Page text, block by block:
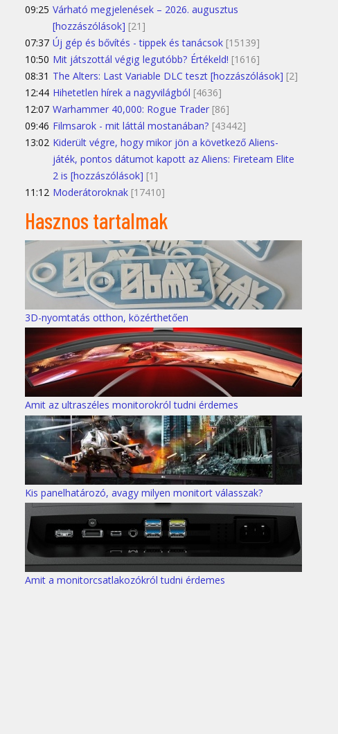
09:25 Várható megjelenések – 2026. augusztus
[hozzászólások] [21]
07:37 Új gép és bővítés - tippek és tanácsok [15139]
10:50 Mit játszottál végig legutóbb? Értékeld! [1616]
08:31 The Alters: Last Variable DLC teszt [hozzászólások] [2]
12:44 Hihetetlen hírek a nagyvilágból [4636]
12:07 Warhammer 40,000: Rogue Trader [86]
09:46 Filmsarok - mit láttál mostanában? [43442]
13:02 Kiderült végre, hogy mikor jön a következő Aliens-
játék, pontos dátumot kapott az Aliens: Fireteam Elite
2 is [hozzászólások] [1]
11:12 Moderátoroknak [17410]
Hasznos tartalmak
3D-nyomtatás otthon, közérthetően
Amit az ultraszéles monitorokról tudni érdemes
Kis panelhatározó, avagy milyen monitort válasszak?
Amit a monitorcsatlakozókról tudni érdemes